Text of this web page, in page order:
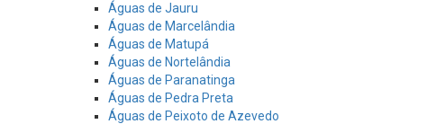
Águas de Jauru
Águas de Marcelândia
Águas de Matupá
Águas de Nortelândia
Águas de Paranatinga
Águas de Pedra Preta
Águas de Peixoto de Azevedo